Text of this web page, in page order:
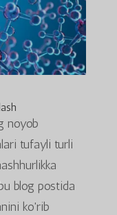
noyob
tufayli turli
blog postida
ko'rib